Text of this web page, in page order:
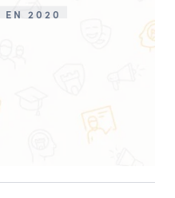
EN 2020